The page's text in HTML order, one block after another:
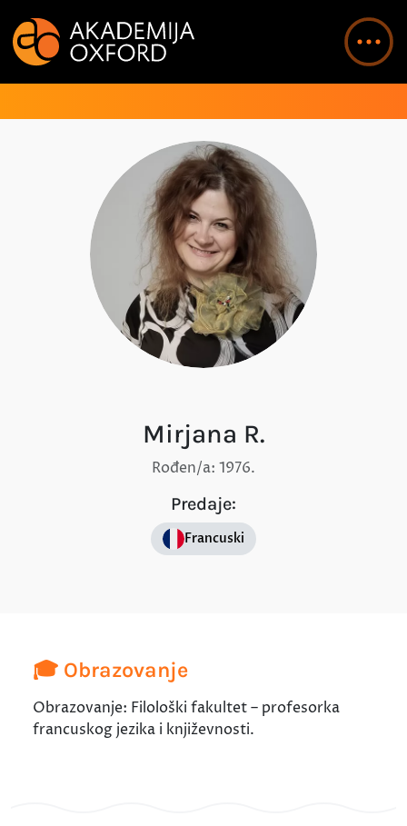
Mirjana R.
Rođen/a: 1976.
Predaje:
Francuski
🎓 Obrazovanje
Obrazovanje: Filološki fakultet – profesorka
francuskog jezika i književnosti.